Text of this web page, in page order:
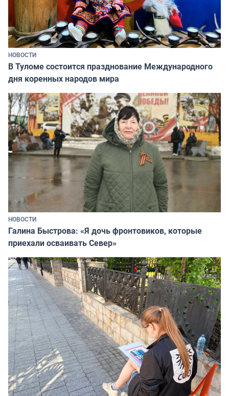
НОВОСТИ
В Туломе состоится празднование Международного
дня коренных народов мира
НОВОСТИ
Галина Быстрова: «Я дочь фронтовиков, которые
приехали осваивать Север»